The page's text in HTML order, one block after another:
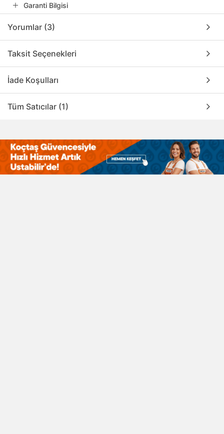
Garanti Bilgisi
Yorumlar (3)
Taksit Seçenekleri
İade Koşulları
Tüm Satıcılar (1)